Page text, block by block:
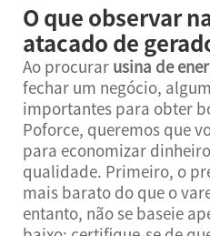
O que observar
atacado de
Ao procurar usina de
fechar um negócio,
importantes para obter
Poforce, queremos que
para economizar
qualidade. Primeiro, o
mais barato do que o
entanto, não se baseie